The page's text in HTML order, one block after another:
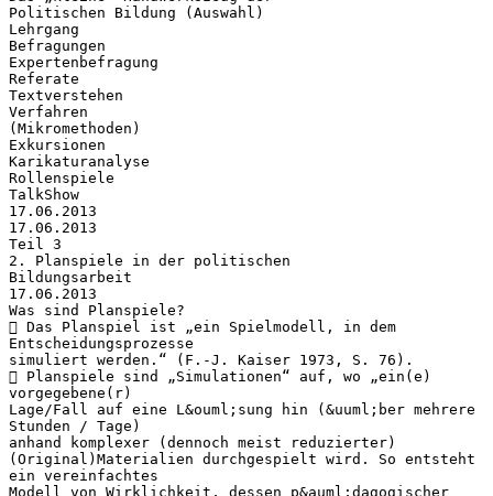
Politischen Bildung (Auswahl)
Lehrgang
Befragungen
Expertenbefragung
Referate
Textverstehen
Verfahren
(Mikromethoden)
Exkursionen
Karikaturanalyse
Rollenspiele
TalkShow
17.06.2013
17.06.2013
Teil 3
2. Planspiele in der politischen
Bildungsarbeit
17.06.2013
Was sind Planspiele?
 Das Planspiel ist „ein Spielmodell, in dem
Entscheidungsprozesse
simuliert werden.“ (F.-J. Kaiser 1973, S. 76).
 Planspiele sind „Simulationen“ auf, wo „ein(e)
vorgegebene(r)
Lage/Fall auf eine L&ouml;sung hin (&uuml;ber mehrere
Stunden / Tage)
anhand komplexer (dennoch meist reduzierter)
(Original)Materialien durchgespielt wird. So entsteht
ein vereinfachtes
Modell von Wirklichkeit, dessen p&auml;dagogischer